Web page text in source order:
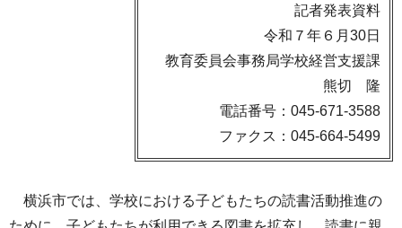
記者発表資料
令和７年６月30日
教育委員会事務局学校経営支援課
熊切 隆
電話番号：045-671-3588
ファクス：045-664-5499
横浜市では、学校における子どもたちの読書活動推進の